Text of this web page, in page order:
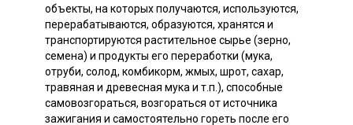
объекты, на которых получаются, используются,
перерабатываются, образуются, хранятся и
транспортируются растительное сырье (зерно,
семена) и продукты его переработки (мука,
отруби, солод, комбикорм, жмых, шрот, сахар,
травяная и древесная мука и т.п.), способные
самовозгораться, возгораться от источника
зажигания и самостоятельно гореть после его